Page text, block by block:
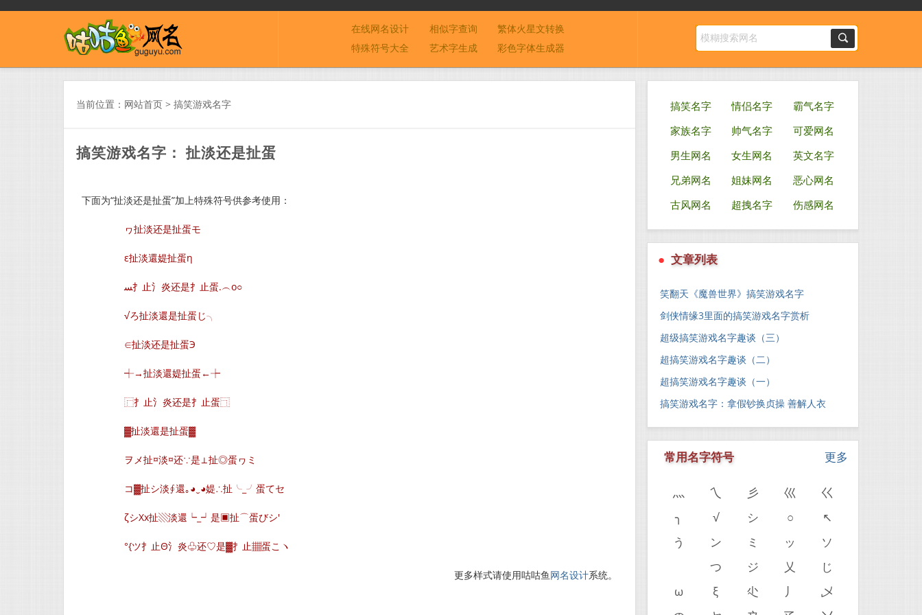
在线网名设计 相似字查询
繁体火星文转换
特殊符号大全
艺术字生成 彩色字体生成器
当前位置： 网站首页 > 搞笑游戏名字
搞笑游戏名字： 扯淡还是扯蛋
下面为“扯淡还是扯蛋”加上特殊符号供参考使用：
ヮ扯淡还是扯蛋モ
ε扯淡還媞扯蛋η
ﺴ扌止氵炎还是扌止蛋.︵o○
√ろ扯淡還是扯蛋じ╮
∈扯淡还是扯蛋Э
┽→扯淡還媞扯蛋←┾
⿸扌止氵炎还是扌止蛋⿹
▓扯淡還是扯蛋▓
ヲメ扯¤淡¤还∵是⊥扯◎蛋ヮミ
コ▓扯シ淡∮還｡◕‿◕媞∴扯╰_╯蛋てセ
ζシXx扯▧淡還┕_┙是▣扯⌒蛋びシ′
°{ツ扌止Θ氵炎♧还♡是▓扌止▦蛋こヽ
更多样式请使用咕咕鱼网名设计系统。
搞笑名字 情侣名字
霸气名字
家族名字
帅气名字
可爱网名
男生网名
女生网名
英文名字
兄弟网名
姐妹网名
恶心网名
古风网名
超拽名字 伤感网名
● 文章列表
笑翻天《魔兽世界》搞笑游戏名字
剑侠情缘3里面的搞笑游戏名字赏析
超级搞笑游戏名字趣谈（三）
超搞笑游戏名字趣谈（二）
超搞笑游戏名字趣谈（一）
搞笑游戏名字：拿假钞换贞操 善解人衣
更多
常用名字符号
灬 乀 彡 巛
巜
╮
√ シ ○
↖
う
ン ミ ッ
ソ
つ ジ 乂
じ
ω
ξ 尐 丿
乄